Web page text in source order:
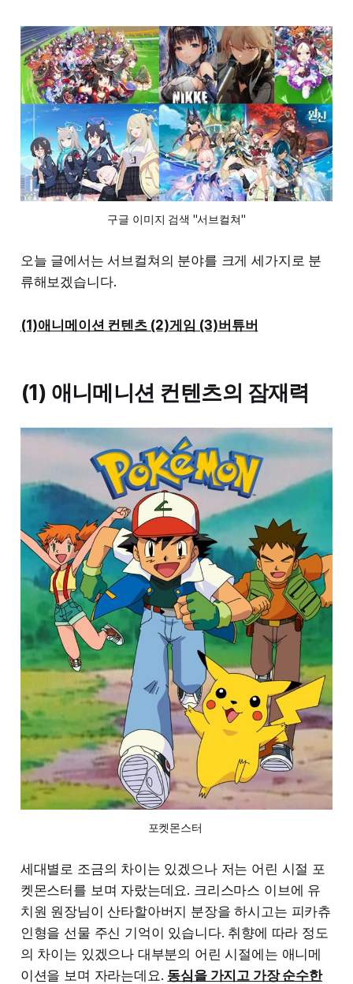
구글 이미지 검색 "서브컬쳐"
오늘 글에서는 서브컬쳐의 분야를 크게 세가지로 분
류해보겠습니다.
(1)애니메이션 컨텐츠 (2)게임 (3)버튜버
(1) 애니메니션 컨텐츠의 잠재력
포켓몬스터
세대별로 조금의 차이는 있겠으나 저는 어린 시절 포
켓몬스터를 보며 자랐는데요. 크리스마스 이브에 유
치원 원장님이 산타할아버지 분장을 하시고는 피카츄
인형을 선물 주신 기억이 있습니다. 취향에 따라 정도
의 차이는 있겠으나 대부분의 어린 시절에는 애니메
이션을 보며 자라는데요. 동심을 가지고 가장 순수한